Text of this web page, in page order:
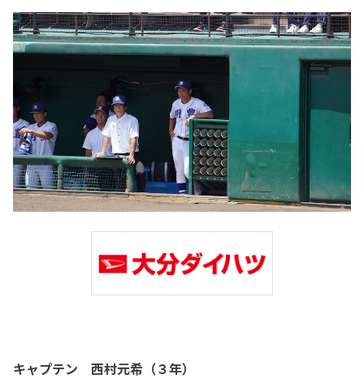
キャプテン 西村元希（３年）